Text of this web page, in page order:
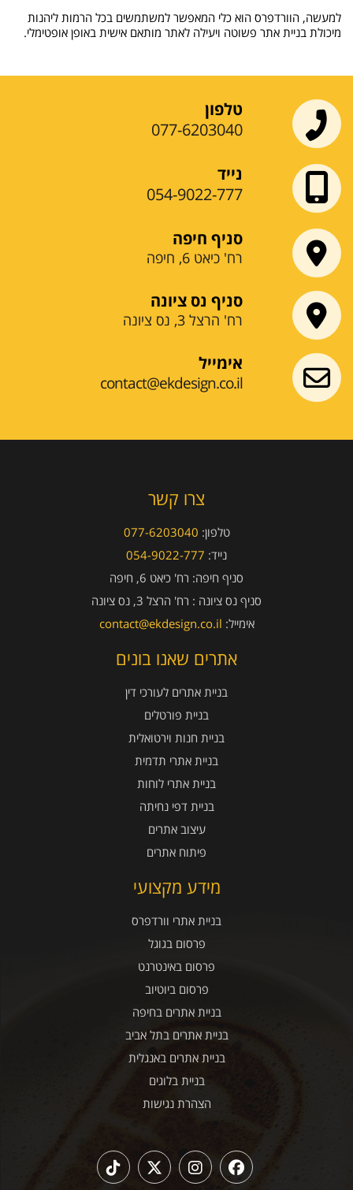
למעשה, הוורדפרס הוא כלי המאפשר למשתמשים בכל הרמות ליהנות
מיכולת בניית אתר פשוטה ויעילה לאתר מותאם אישית באופן אופטימלי.
טלפון
077-6203040
נייד
054-9022-777
סניף חיפה
רח' כיאט 6, חיפה
סניף נס ציונה
רח' הרצל 3, נס ציונה
אימייל
contact@ekdesign.co.il
צרו קשר
טלפון: 077-6203040
נייד: 054-9022-777
סניף חיפה: רח' כיאט 6, חיפה
סניף נס ציונה : רח' הרצל 3, נס ציונה
אימייל: contact@ekdesign.co.il
אתרים שאנו בונים
בניית אתרים לעורכי דין
בניית פורטלים
בניית חנות וירטואלית
בניית אתרי תדמית
בניית אתרי לוחות
בניית דפי נחיתה
עיצוב אתרים
פיתוח אתרים
מידע מקצועי
בניית אתרי וורדפרס
פרסום בגוגל
פרסום באינטרנט
פרסום ביוטיוב
בניית אתרים בחיפה
בניית אתרים בתל אביב
בניית אתרים באנגלית
בניית בלוגים
הצהרת נגישות